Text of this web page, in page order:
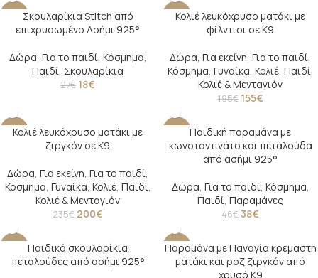
Σκουλαρίκια Stitch από
επιχρυσωμένο Ασήμι 925°
Δώρα, Για το παιδί, Κόσμημα,
Παιδί, Σκουλαρίκια
27€ 18€
-21%
Κολιέ λευκόχρυσο ματάκι με
φίλντισι σε Κ9
Δώρα, Για εκείνη, Για το παιδί,
Κόσμημα, Γυναίκα, Κολιέ, Παιδί,
Κολιέ & Μενταγιόν
195€ 155€
-15%
Κολιέ λευκόχρυσο ματάκι με
ζιργκόν σε Κ9
Δώρα, Για εκείνη, Για το παιδί,
Κόσμημα, Γυναίκα, Κολιέ, Παιδί,
Κολιέ & Μενταγιόν
235€ 200€
Παιδική παραμάνα με
κωνσταντινάτο και πεταλούδα
από ασήμι 925°
Δώρα, Για το παιδί, Κόσμημα,
Παιδί, Παραμάνες
46€ 38€
Παιδικά σκουλαρίκια
πεταλούδες από ασήμι 925°
-22%
Παραμάνα με Παναγία κρεμαστή
ματάκι και ροζ ζιργκόν από
χρυσό Κ9